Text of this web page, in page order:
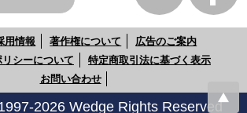
用情報 著作権について
広告のご案内
シーについて
特定商取引法に基づく表示
お問い合わせ
2026 Wedge Rights Reserved